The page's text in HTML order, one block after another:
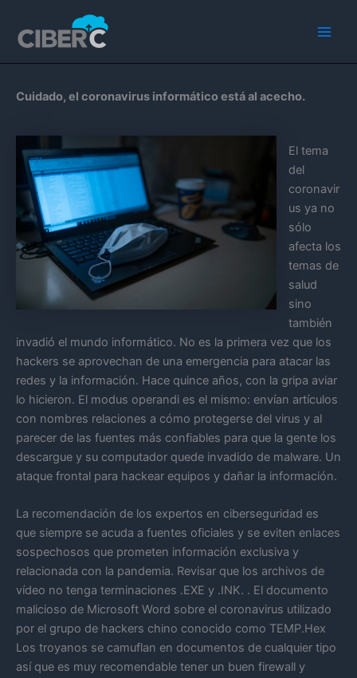
contenido
Cuidado, el coronavirus informático está al acecho.
El tema
del
coronavir
us ya no
sólo
afecta los
temas de
salud
sino
también
invadió el mundo informático. No es la primera vez que los
hackers se aprovechan de una emergencia para atacar las
redes y la información. Hace quince años, con la gripa aviar
lo hicieron. El modus operandi es el mismo: envían artículos
con nombres relaciones a cómo protegerse del virus y al
parecer de las fuentes más confiables para que la gente los
descargue y su computador quede invadido de malware. Un
ataque frontal para hackear equipos y dañar la información.
La recomendación de los expertos en ciberseguridad es
que siempre se acuda a fuentes oficiales y se eviten enlaces
sospechosos que prometen información exclusiva y
relacionada con la pandemia. Revisar que los archivos de
vídeo no tenga terminaciones .EXE y .INK. . El documento
malicioso de Microsoft Word sobre el coronavirus utilizado
por el grupo de hackers chino conocido como TEMP.Hex
Los troyanos se camuflan en documentos de cualquier tipo
así que es muy recomendable tener un buen firewall y